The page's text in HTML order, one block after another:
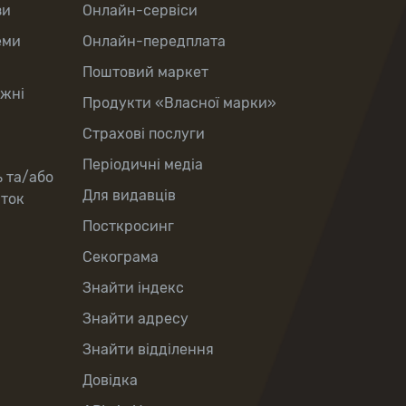
та/або
Онлайн-сервіси
Онлайн-передплата
Поштовий маркет
Продукти «Власної марки»
Страхові послуги
Періодичні медіа
Для видавців
Посткросинг
Секограма
Знайти індекс
Знайти адресу
Знайти відділення
Довідка